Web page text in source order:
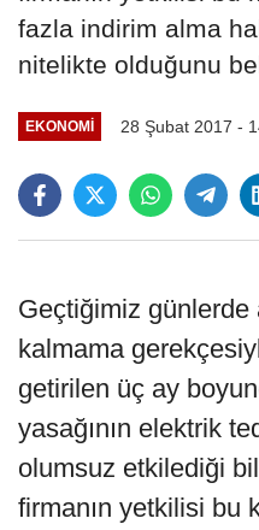
fazla indirim alma
nitelikte olduğunu
EKONOMI 28 Şubat 2017 -
Geçtiğimiz günlerde
kalmama
getirilen üç ay
yasağının elektrik
olumsuz etkilediği
firmanın yetkilisi bu